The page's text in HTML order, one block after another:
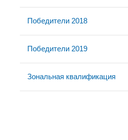
Победители 2018
Победители 2019
Зональная квалификация